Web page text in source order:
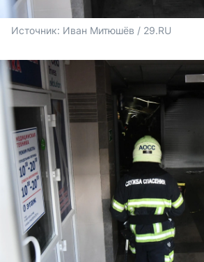
Источник: Иван Митюшёв / 29.RU